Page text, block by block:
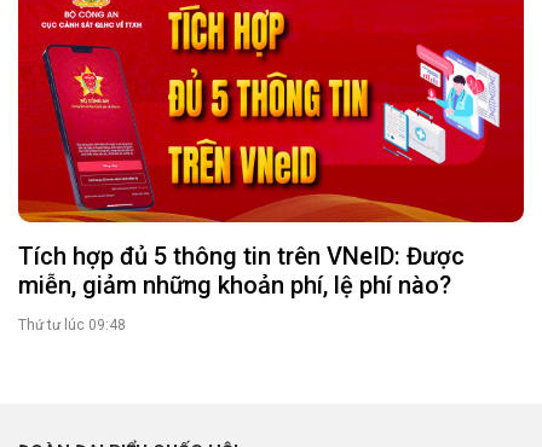
Tích hợp đủ 5 thông tin trên VNeID: Được
miễn, giảm những khoản phí, lệ phí nào?
Thứ tư lúc 09:48